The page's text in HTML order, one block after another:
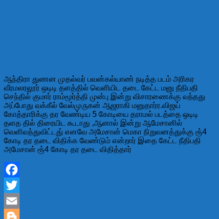
ஆந்திரா துணன முதல்வர் பவன்கல்யாண் நடித்த படம் அரிகர
வீரமலரலூர் ஒடிடி தளத்தில் வெளியிட தடை கேட்ட மனு நீதிபதி
செந்தில் குமார் ராம்மூர்த்தி முன்பு இன்று விசாரணைக்கு வந்தது
அப்போது வக்கீல் வேல்முருகன் ஆஜராகி மனுதார்ர.விஜய்
கோத்தாரிக்கு தர வேண்டிய 5 கோடியை தராமல் படத்தை ஒடிடி
தளத தில் திரையிட கூடாது ,ஆனால் இன்று ஆமேசானில்
வெளிவந்துவிட்டது் எனவே அமேசான் மெகா நிறுவனத்துக்கு ரூ்4
கோடி தர தடை விதிக்க வேண்டும் என்றார் இதை கேட்ட நீதிபதி
அமேசான் ரூ்4 கோடி தர தடை விதித்தார்
Facebook
Twitter
Email